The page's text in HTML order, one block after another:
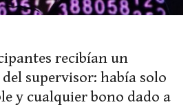
recibían un
supervisor: había solo
y cualquier bono dado a